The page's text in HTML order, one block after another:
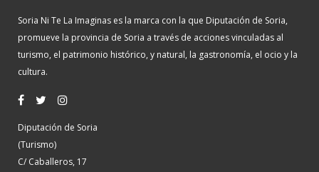
Soria Ni Te La Imaginas es la marca con la que Diputación de Soria,
promueve la provincia de Soria a través de acciones vinculadas al
turismo, el patrimonio histórico, y natural, la gastronomía, el ocio y la
cultura.
Diputación de Soria
(Turismo)
C/ Caballeros, 17